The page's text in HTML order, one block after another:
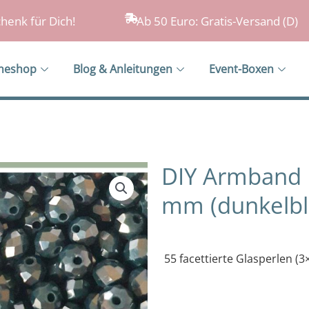
für Dich! Ab 50 Euro: Gratis-Versand (D)
Blog & Anleitungen Event-Boxen
DIY
mm
55 facettierte Glasperlen